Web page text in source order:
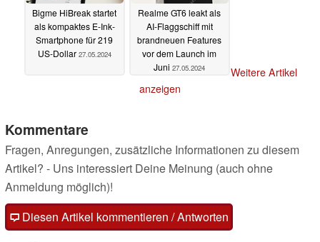
Bigme HiBreak startet
als kompaktes E-Ink-
Smartphone für 219
US-Dollar 27.05.2024
Realme GT6 leakt als
AI-Flaggschiff mit
brandneuen Features
vor dem Launch im
Juni 27.05.2024
Weitere Artikel
anzeigen
Kommentare
Fragen, Anregungen, zusätzliche Informationen zu diesem
Artikel? - Uns interessiert Deine Meinung (auch ohne
Anmeldung möglich)!
Diesen Artikel kommentieren / Antworten